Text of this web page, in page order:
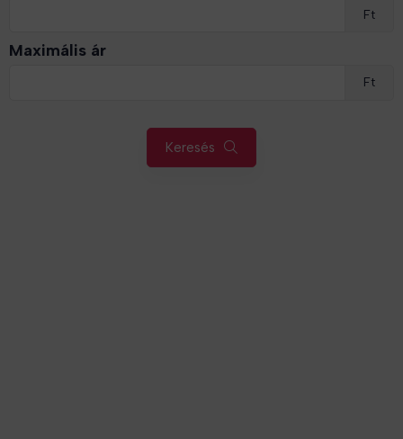
Ft
Maximális ár
Ft
Keresés